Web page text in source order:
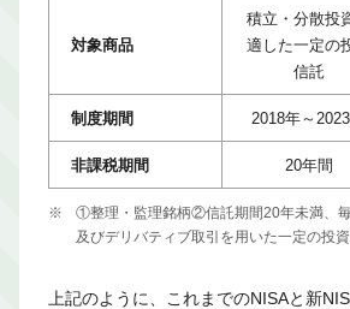
対象商品
積立・分散投
適した一定の
信託
制度期間 2018年～
非課税期間 20年間
※
①整理・監理銘柄②信託期間20年未満、
及びデリバティブ取引を用いた一定の投
上記のように、これまでのNISAと新